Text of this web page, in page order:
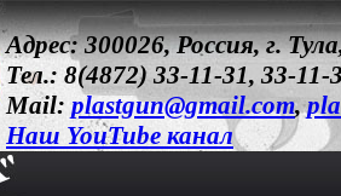
Адрес: 300026, Россия, г.
Тел.: 8(4872) 33-11-31, 33-11-
Mail: plastgun@gmail.com,
Наш YouTube канал